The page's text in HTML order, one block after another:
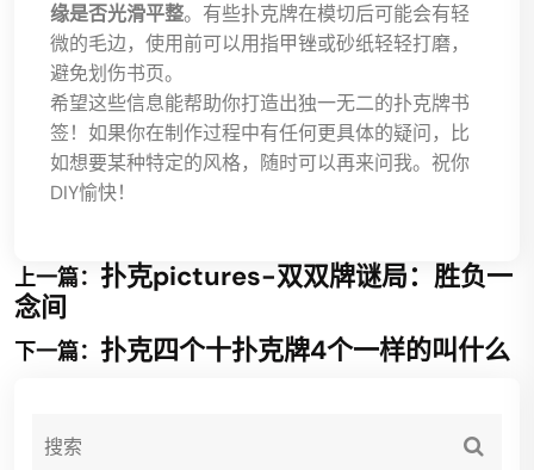
缘是否光滑平整。有些扑克牌在模切后可能会有轻
微的毛边，使用前可以用指甲锉或砂纸轻轻打磨，
避免划伤书页。
希望这些信息能帮助你打造出独一无二的扑克牌书
签！如果你在制作过程中有任何更具体的疑问，比
如想要某种特定的风格，随时可以再来问我。祝你
DIY愉快！
上一篇： 扑克pictures-双双牌谜局：胜负一
念间
下一篇： 扑克四个十扑克牌4个一样的叫什么